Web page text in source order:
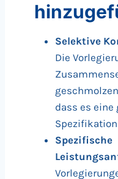
Selektive
Die
dass es
Spezifische